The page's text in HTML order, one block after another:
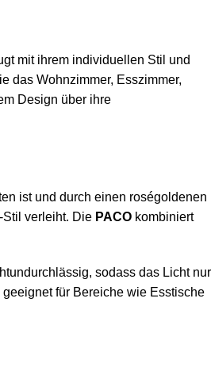
mit ihrem individuellen Stil und
das Wohnzimmer, Esszimmer,
Design über ihre
ist und durch einen roségoldenen
verleiht. Die PACO kombiniert
sodass das Licht nur
geeignet für Bereiche wie Esstische